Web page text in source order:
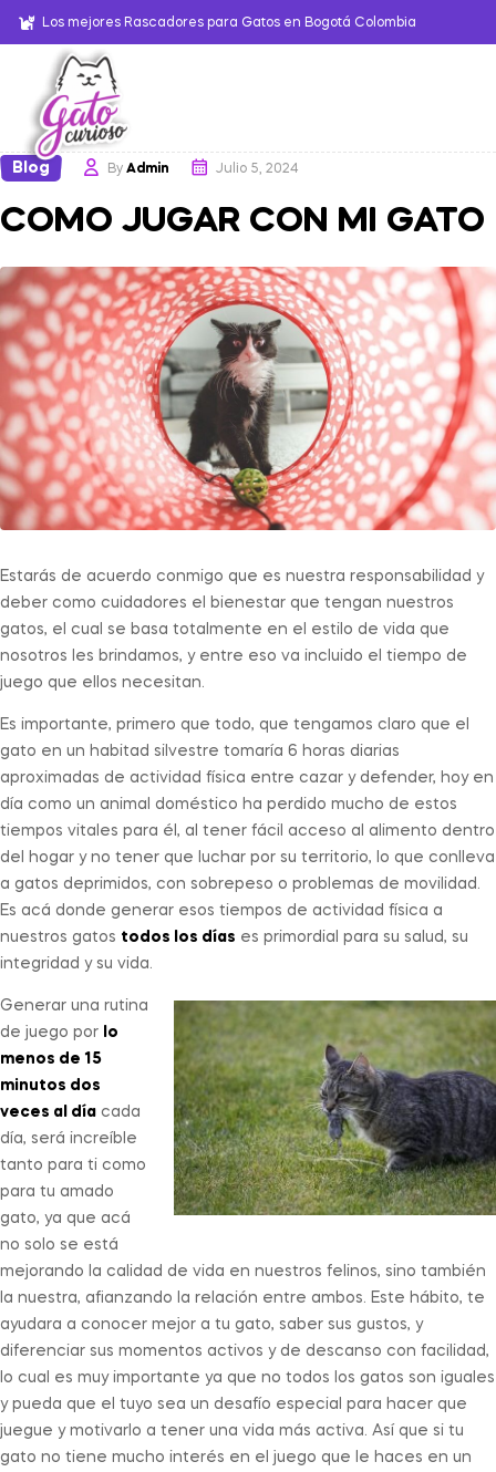
Los mejores Rascadores para Gatos en Bogotá Colombia
Blog By Admin Julio 5, 2024
COMO JUGAR CON MI GATO
Estarás de acuerdo conmigo que es nuestra responsabilidad y
deber como cuidadores el bienestar que tengan nuestros
gatos, el cual se basa totalmente en el estilo de vida que
nosotros les brindamos, y entre eso va incluido el tiempo de
juego que ellos necesitan.
Es importante, primero que todo, que tengamos claro que el
gato en un habitad silvestre tomaría 6 horas diarias
aproximadas de actividad física entre cazar y defender, hoy en
día como un animal doméstico ha perdido mucho de estos
tiempos vitales para él, al tener fácil acceso al alimento dentro
del hogar y no tener que luchar por su territorio, lo que conlleva
a gatos deprimidos, con sobrepeso o problemas de movilidad.
Es acá donde generar esos tiempos de actividad física a
nuestros gatos todos los días es primordial para su salud, su
integridad y su vida.
Generar una rutina
de juego por lo
menos de 15
minutos dos
veces al día cada
día, será increíble
tanto para ti como
para tu amado
gato, ya que acá
no solo se está
mejorando la calidad de vida en nuestros felinos, sino también
la nuestra, afianzando la relación entre ambos. Este hábito, te
ayudara a conocer mejor a tu gato, saber sus gustos, y
diferenciar sus momentos activos y de descanso con facilidad,
lo cual es muy importante ya que no todos los gatos son iguales
y pueda que el tuyo sea un desafío especial para hacer que
juegue y motivarlo a tener una vida más activa. Así que si tu
gato no tiene mucho interés en el juego que le haces en un